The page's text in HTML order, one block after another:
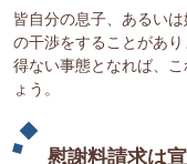
皆自分の息子、あるい
の干渉をすることがあ
得ない事態となれば、
ょう。
慰謝料請求は